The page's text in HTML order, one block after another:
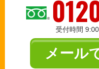
受付時間
メール